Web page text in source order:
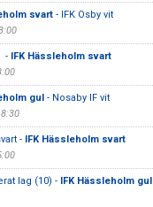
svart- IFK Osby vit
- IFK Hässleholm svart
gul- Nosaby IF vit
- IFK Hässleholm svart
lag (10) - IFK Hässleholm gul